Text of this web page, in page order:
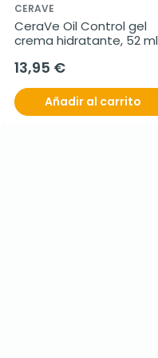
CERAVE
CeraVe Oil Control gel
crema hidratante, 52 ml
13,95 €
Añadir al carrito